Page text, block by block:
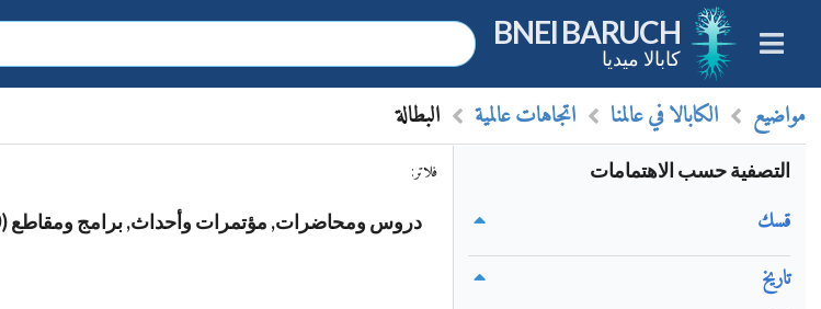
BNEI BARUCH
كابالا ميديا
مواضيع الكابالا في عالمنا اتجاهات عالمية البطالة
التصفية حسب الاهتمامات
قسك
تاريخ
فلاتر :
دروس ومحاضرات, مؤتمرات وأحداث, برامج ومقاطع (0)